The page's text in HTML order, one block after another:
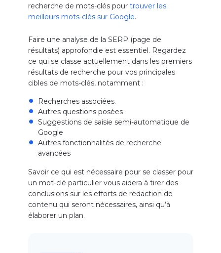
recherche de mots-clés pour trouver les
meilleurs mots-clés sur Google.
Faire une analyse de la SERP (page de
résultats) approfondie est essentiel. Regardez
ce qui se classe actuellement dans les premiers
résultats de recherche pour vos principales
cibles de mots-clés, notamment :
Recherches associées.
Autres questions posées
Suggestions de saisie semi-automatique de
Google
Autres fonctionnalités de recherche
avancées
Savoir ce qui est nécessaire pour se classer pour
un mot-clé particulier vous aidera à tirer des
conclusions sur les efforts de rédaction de
contenu qui seront nécessaires, ainsi qu’à
élaborer un plan.